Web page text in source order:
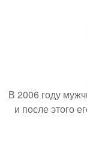
В 2006 году
и после этого